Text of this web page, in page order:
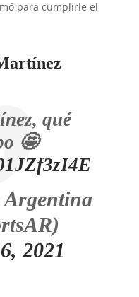
para cumplirle el
qué
🤩
2021